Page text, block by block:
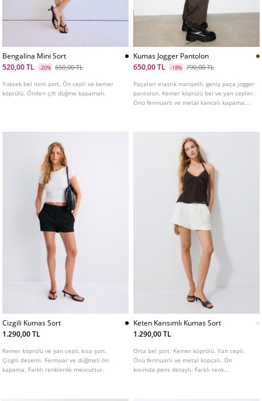
Bengalina Mini Sort
520,00 TL
-20% 650,00 TL
Yüksek bel mini şort. Ön cepli ve kemer
köprülü. Önden çift düğme kapamalı.
Kumas Jogger Pantolon
650,00 TL
-18% 790,00 TL
Paçaları elastik manşetli, geniş paça jogger
pantolon. Kemer köprülü bel ve yan cepler.
Önü fermuarlı ve metal kancalı kapama.
Cizgili Kumas Sort
1.290,00 TL
Kemer köprülü ve yan cepli, kısa şort.
Çizgili desenli. Fermuar ve düğmeli ön
kapama. Farklı renklerde mevcuttur.
Keten Karısımlı Kumas Sort
1.290,00 TL
Orta bel şort. Kemer köprülü. Yan cepli.
Önü fermuarlı ve metal kopçalı. Ön
kısımda pens detaylı. Farklı renk